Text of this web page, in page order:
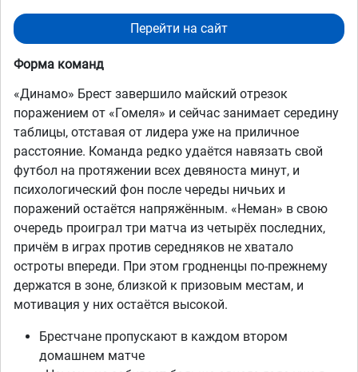
Перейти на сайт
Форма команд
«Динамо» Брест завершило майский отрезок
поражением от «Гомеля» и сейчас занимает середину
таблицы, отставая от лидера уже на приличное
расстояние. Команда редко удаётся навязать свой
футбол на протяжении всех девяноста минут, и
психологический фон после череды ничьих и
поражений остаётся напряжённым. «Неман» в свою
очередь проиграл три матча из четырёх последних,
причём в играх против середняков не хватало
остроты впереди. При этом гродненцы по-прежнему
держатся в зоне, близкой к призовым местам, и
мотивация у них остаётся высокой.
Брестчане пропускают в каждом втором
домашнем матче